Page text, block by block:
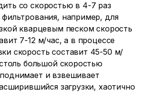
со скоростью в 4-7 раз
например, для
кварцевым песком скорость
7-12 м/час, а в процессе
скорость составит 45-50 м/
большой скоростью
и взвешивает
загрузки, хаотично